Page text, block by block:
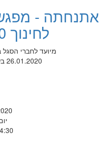
אתנחתה -
לחינוך 26.1.2020
מיועד לחברי הסגל
26.01.2020 בשעה 14:20-13:40